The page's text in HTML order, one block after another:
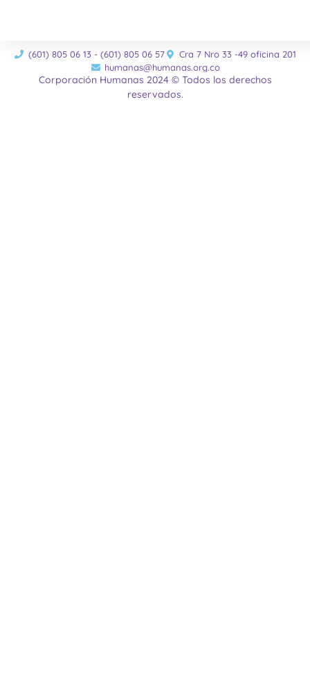
(601) 805 06 13 - (601) 805 06 57
Cra 7 Nro 33 -49 oficina 201
humanas@humanas.org.co
Corporación Humanas 2024 © Todos los derechos
reservados.